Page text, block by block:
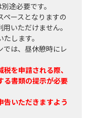
途必要です。
ースとなりますの
いただけません。
します。
では、昼休憩時にレ
を申請される際、
る書類の提示が必要
告いただきますよう